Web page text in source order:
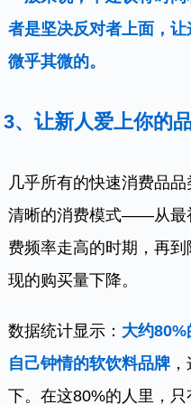
者是坚决反对者上面，
微乎其微的。
3、让新人爱上你的
几乎所有的快速消费品
清晰的消费模式——从最
费频率走高的时期，再
现的购买量下降。
数据统计显示： 大约
自己钟情的软饮料品牌
下。在这80%的人里，